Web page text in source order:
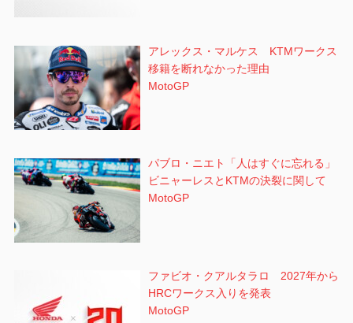
アレックス・マルケス KTMワークス
移籍を断れなかった理由
MotoGP
パブロ・ニエト「人はすぐに忘れる」
ビニャーレスとKTMの決裂に関して
MotoGP
ファビオ・クアルタラロ 2027年から
HRCワークス入りを発表
MotoGP